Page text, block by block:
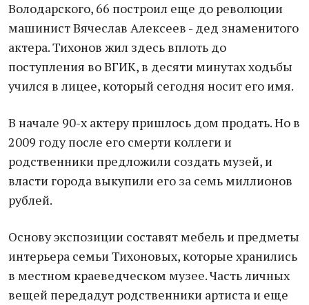
Володарского, 66 построил еще до революции
машинист Вячеслав Алексеев - дед знаменитого
актера. Тихонов жил здесь вплоть до
поступления во ВГИК, в десяти минутах ходьбы
учился в лицее, который сегодня носит его имя.
В начале 90-х актеру пришлось дом продать. Но в
2009 году после его смерти коллеги и
родственники предложили создать музей, и
власти города выкупили его за семь миллионов
рублей.
Основу экспозиции составят мебель и предметы
интерьера семьи Тихоновых, которые хранились
в местном краеведческом музее. Часть личных
вещей передадут родственники артиста и еще